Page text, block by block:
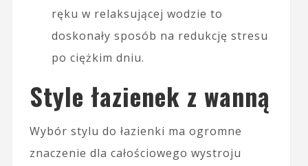
ręku w relaksującej wodzie to
doskonały sposób na redukcję stresu
po ciężkim dniu.
Style łazienek z wanną
Wybór stylu do łazienki ma ogromne
znaczenie dla całościowego wystroju